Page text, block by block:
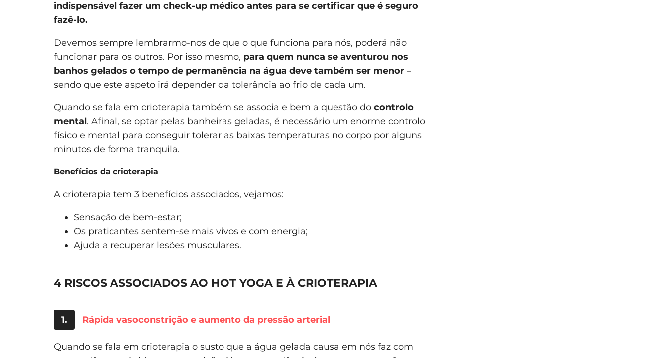
indispensável fazer um check-up médico antes para se certificar que é seguro
fazê-lo.
Devemos sempre lembrarmo-nos de que o que funciona para nós, poderá não
funcionar para os outros. Por isso mesmo, para quem nunca se aventurou nos
banhos gelados o tempo de permanência na água deve também ser menor –
sendo que este aspeto irá depender da tolerância ao frio de cada um.
Quando se fala em crioterapia também se associa e bem a questão do controlo
mental. Afinal, se optar pelas banheiras geladas, é necessário um enorme controlo
físico e mental para conseguir tolerar as baixas temperaturas no corpo por alguns
minutos de forma tranquila.
Benefícios da crioterapia
A crioterapia tem 3 benefícios associados, vejamos:
Sensação de bem-estar;
Os praticantes sentem-se mais vivos e com energia;
Ajuda a recuperar lesões musculares.
4 RISCOS ASSOCIADOS AO HOT YOGA E À CRIOTERAPIA
1. Rápida vasoconstrição e aumento da pressão arterial
Quando se fala em crioterapia o susto que a água gelada causa em nós faz com